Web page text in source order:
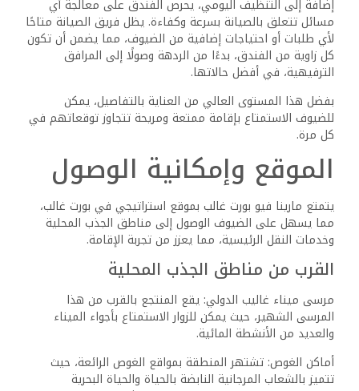
بالسيارة من المنتجع، مما يوفر فرصًا للاسترخاء على الشاطئ
والاستمتاع بالأنشطة المائية المختلفة.
النقل ومواقف السيارات
إمكانية الوصول إلى ميناء مارينا فيو غالب مريحة للغاية بفضل
قربه من مطار مرسى علم الدولي، والذي يبعد حوالي 10 دقائق
فقط بالسيارة. هذا الموقع يجعل الوصول إلى المنتجع سهلاً
وسريعًا، خاصة للمسافرين القادمين بالطائرة.
خدمات سيارات الأجرة: تتوفر بسهولة لنقل الضيوف من المطار
وإلى مناطق الجذب القريبة، مما يضمن تنقلًا مريحًا وسهلًا.
خدمات الحافلات : يقدم المنتجع خدمات الحافلات المكوكية التي
تتيح للضيوف التنقل براحة إلى المناطق السياحية القريبة، مما
يوفر عليهم عناء الترتيبات اللوجستية.
مواقف السيارات: للضيوف الذين يصلون بالسيارة، يوفر المنتجع
مساحة واسعة وآمنة لوقوف السيارات، مما يتيح لهم التنقل
بسياراتهم بكل راحة وطمأنينة.
تأجير الدراجات: يقدم المنتجع أيضًا خدمات تأجير الدراجات، مما
يوفر للضيوف خيارًا بيئيًا وصحيًا لاستكشاف المنطقة المحيطة
ذات المناظر الطبيعية الخلابة.